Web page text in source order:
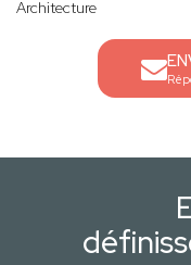
Architecture